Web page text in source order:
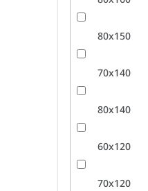
80x150
70x140
80x140
60x120
70x120